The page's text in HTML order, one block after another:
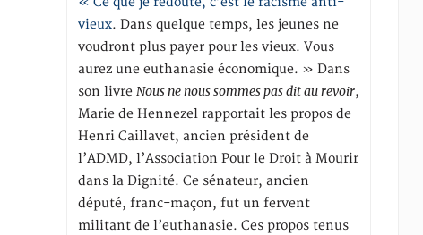
vieux. Dans quelque temps, les jeunes ne
voudront plus payer pour les vieux. Vous
aurez une euthanasie économique. » Dans
son livreNous ne nous sommes pas dit au revoir,
Marie de Hennezel rapportait les propos de
Henri Caillavet, ancien président de
l’ADMD, l’Association Pour le Droit à Mourir
dans la Dignité. Ce sénateur, ancien
député, franc-maçon, fut un fervent
militant de l’euthanasie. Ces propos tenus